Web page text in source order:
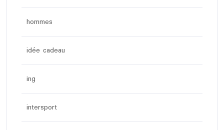
hommes
idée cadeau
ing
intersport